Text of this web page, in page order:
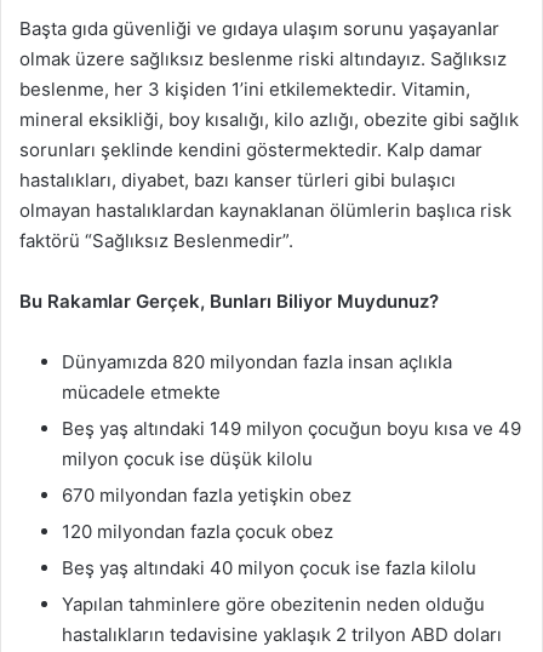
Başta gıda güvenliği ve gıdaya ulaşım sorunu yaşayanlar
olmak üzere sağlıksız beslenme riski altındayız. Sağlıksız
beslenme, her 3 kişiden 1’ini etkilemektedir. Vitamin,
mineral eksikliği, boy kısalığı, kilo azlığı, obezite gibi sağlık
sorunları şeklinde kendini göstermektedir. Kalp damar
hastalıkları, diyabet, bazı kanser türleri gibi bulaşıcı
olmayan hastalıklardan kaynaklanan ölümlerin başlıca risk
faktörü “Sağlıksız Beslenmedir”.
Bu Rakamlar Gerçek, Bunları Biliyor Muydunuz?
Dünyamızda 820 milyondan fazla insan açlıkla
mücadele etmekte
Beş yaş altındaki 149 milyon çocuğun boyu kısa ve 49
milyon çocuk ise düşük kilolu
670 milyondan fazla yetişkin obez
120 milyondan fazla çocuk obez
Beş yaş altındaki 40 milyon çocuk ise fazla kilolu
Yapılan tahminlere göre obezitenin neden olduğu
hastalıkların tedavisine yaklaşık 2 trilyon ABD doları